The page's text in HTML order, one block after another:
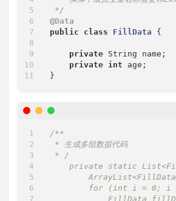
*/
@Data
public
class FillData {
private String name;
private int age;
/**
* 生成多组数据代码
* /
private static
for (int i = 0; i
FillData